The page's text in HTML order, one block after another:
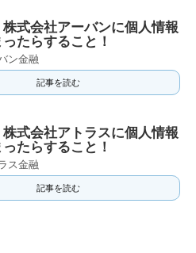
株式会社アーバンに個人情報
たらすること！
ン金融
記事を読む
株式会社アトラスに個人情報
たらすること！
ス金融
記事を読む